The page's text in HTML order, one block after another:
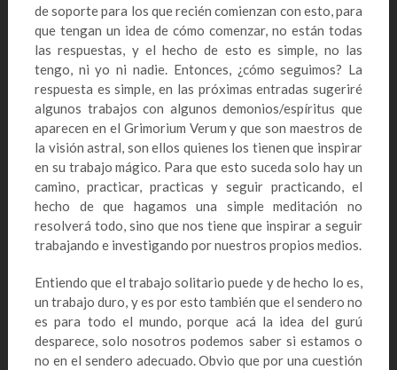
de soporte para los que recién comienzan con esto, para
que tengan un idea de cómo comenzar, no están todas
las respuestas, y el hecho de esto es simple, no las
tengo, ni yo ni nadie. Entonces, ¿cómo seguimos? La
respuesta es simple, en las próximas entradas sugeriré
algunos trabajos con algunos demonios/espíritus que
aparecen en el Grimorium Verum y que son maestros de
la visión astral, son ellos quienes los tienen que inspirar
en su trabajo mágico. Para que esto suceda solo hay un
camino, practicar, practicas y seguir practicando, el
hecho de que hagamos una simple meditación no
resolverá todo, sino que nos tiene que inspirar a seguir
trabajando e investigando por nuestros propios medios.
Entiendo que el trabajo solitario puede y de hecho lo es,
un trabajo duro, y es por esto también que el sendero no
es para todo el mundo, porque acá la idea del gurú
desparece, solo nosotros podemos saber si estamos o
no en el sendero adecuado. Obvio que por una cuestión